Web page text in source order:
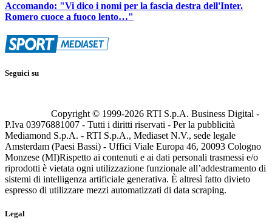
Accomando: "Vi dico i nomi per la fascia destra dell'Inter.
Romero cuoce a fuoco lento…"
Seguici su
Copyright © 1999-2026 RTI S.p.A. Business Digital -
P.Iva 03976881007 - Tutti i diritti riservati - Per la pubblicità
Mediamond S.p.A. - RTI S.p.A., Mediaset N.V., sede legale
Amsterdam (Paesi Bassi) - Uffici Viale Europa 46, 20093 Cologno
Monzese (MI)Rispetto ai contenuti e ai dati personali trasmessi e/o
riprodotti è vietata ogni utilizzazione funzionale all’addestramento di
sistemi di intelligenza artificiale generativa. È altresì fatto divieto
espresso di utilizzare mezzi automatizzati di data scraping.
Legal